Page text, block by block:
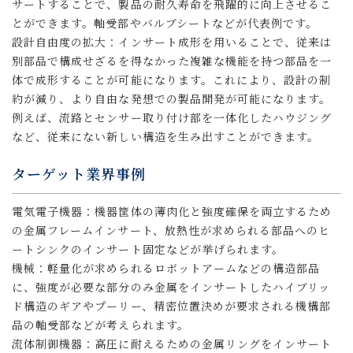
サートすることで、製品の耐久寿命を飛躍的に向上させるこ
とができます。軸受部やバルブシートなどが代表例です。
設計自由度の拡大：インサート成形を用いることで、従来は
別部品で構成せざるを得なかった複雑な機能を持つ部品を一
体で成形することが可能になります。これにより、設計の制
約が減り、より自由な発想での製品開発が可能になります。
例えば、流路とセンサー取り付け部を一体化したハウジング
など、従来にない新しい構造を生み出すことができます。
ターゲット業界事例
電気電子機器：機器筐体の薄肉化と強度確保を両立するため
の金属フレームインサート、放熱性が求められる部品へのヒ
ートシンクのインサート固定などが挙げられます。
機械：軽量化が求められるロボットアームなどの構造部品
に、強度が必要な部分のみ金属をインサートしたハイブリッ
ド構造のギアやプーリー、精密位置決めが要求される機構部
品の軸受部などが考えられます。
流体制御機器：高圧に耐えるための金属リングをインサート